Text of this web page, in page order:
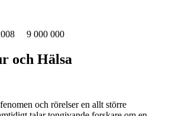
9 000 000
och Hälsa
och rörelser en allt större